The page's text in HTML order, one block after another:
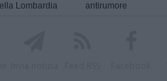
Lombardia
antirumore